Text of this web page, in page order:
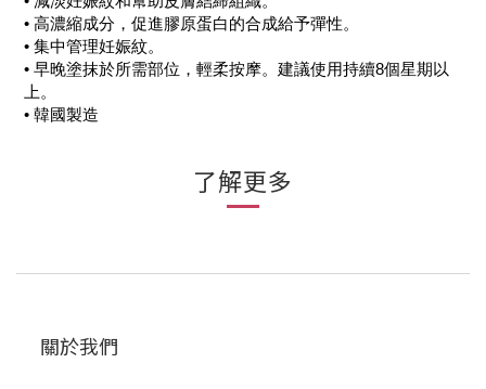
• 高濃縮成分，促進膠原蛋白的合成給予彈性。
• 集中管理妊娠紋。
• 早晚塗抹於所需部位，輕柔按摩。建議使用持續8個星期以
上。
• 韓國製造
了解更多
關於我們